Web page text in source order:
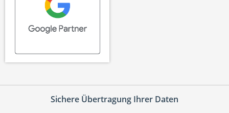
Sichere Übertragung Ihrer Daten